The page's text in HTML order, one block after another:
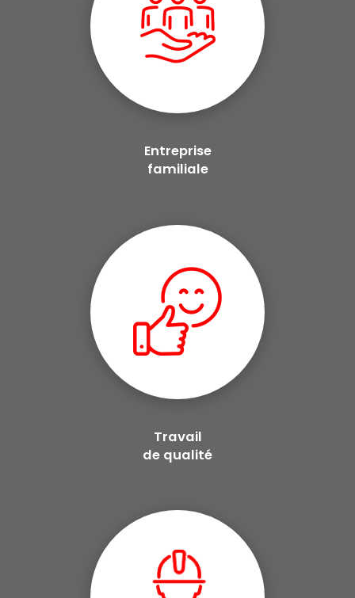
Entreprise
familiale
Travail
de qualité